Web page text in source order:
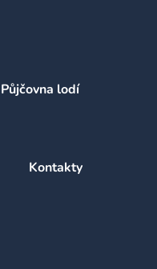
Půjčovna lodí
Kontakty